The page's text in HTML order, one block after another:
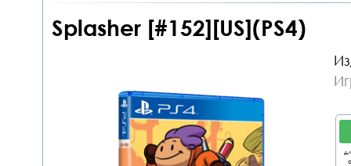
Splasher [#152][US](PS4)